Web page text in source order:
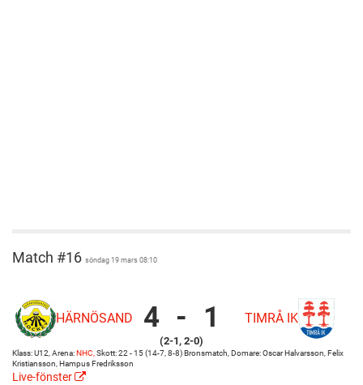
Match #16 söndag 19 mars 08:10
Härnösand
Timrå
IK
NHC
NHC
HÄRNÖSAND 4 - 1
(2-1, 2-0)
TIMRÅ IK
Klass: U12, Arena:NHC, Skott: 22 - 15 (14-7, 8-8) Bronsmatch, Domare: Oscar Halvarsson, Felix
Kristiansson, Hampus Fredriksson
Live-fönster